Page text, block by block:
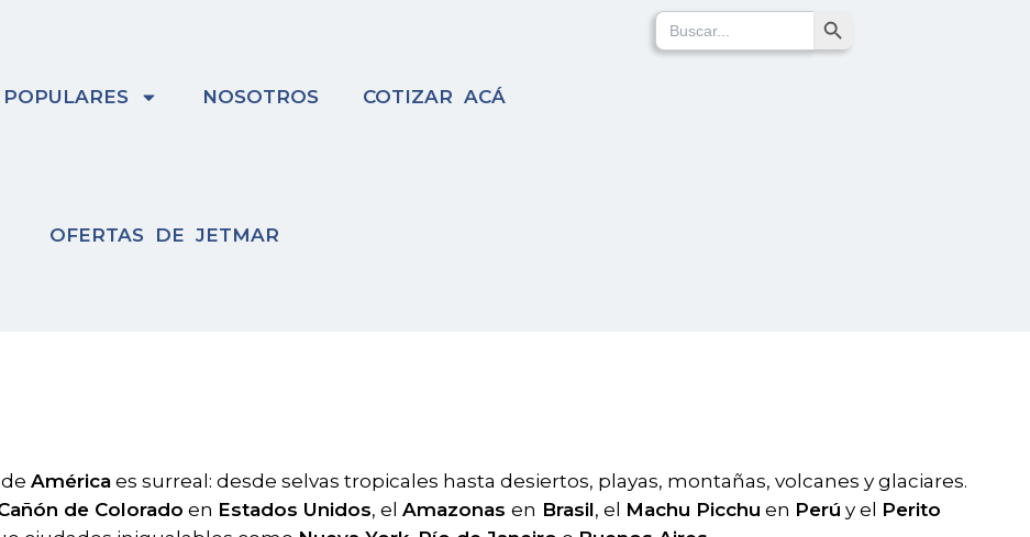
POPULARES NOSOTROS COTIZAR ACÁ
OFERTAS DE JETMAR
Search
for:
Search Button
América es surreal: desde selvas tropicales hasta desiertos, playas, montañas, volcanes y glaciares.
de Colorado en Estados Unidos, el Amazonas en Brasil, el Machu Picchu en Perú y el Perito